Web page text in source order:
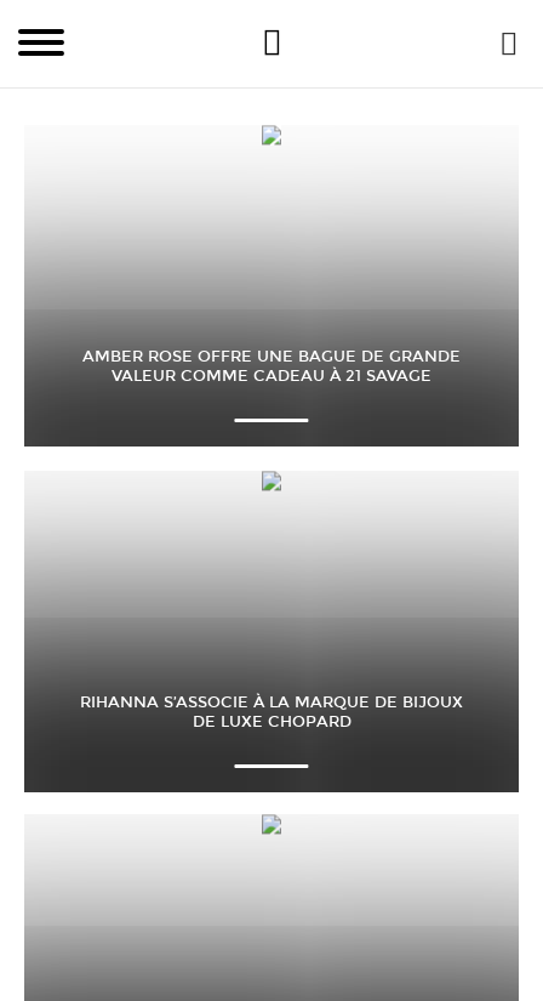
AMBER ROSE OFFRE UNE BAGUE DE GRANDE
VALEUR COMME CADEAU À 21 SAVAGE
RIHANNA S’ASSOCIE À LA MARQUE DE BIJOUX
DE LUXE CHOPARD